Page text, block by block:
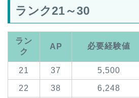
ランク21～30
ラン
ク
AP 必要経験値
21 37 5,500
22 38 6,248